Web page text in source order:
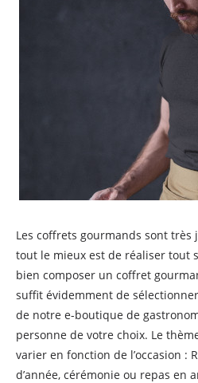
Les coffrets gourmands sont
tout le mieux est de réaliser tout
bien composer un coffret
suffit évidemment de
de notre e-boutique de
personne de votre choix. Le
varier en fonction de l’occasion :
d’année, cérémonie ou repas en